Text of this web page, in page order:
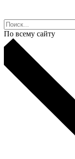
По всему сайту